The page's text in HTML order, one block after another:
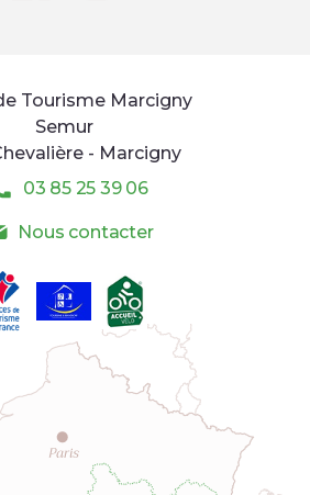
Tourisme Marcigny
Semur
- Marcigny
03 85 25 39 06
Nous contacter